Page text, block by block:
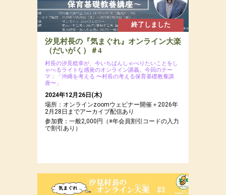
終了しました
汐見村長の『気まぐれ』オンライン大楽
（だいがく）＃4
村長の汐見稔幸が、今いちばんしゃべりたいことをし
ゃべるライトな感覚のオンライン講義。今回のテー
マ：「沖縄を考える 〜村長の考える保育基礎教養講
座〜」
2024年12月26日(木)
場所：オンラインzoomウェビナー開催＋2026年
2月28日までアーカイブ配信あり
参加費：一般2,000円（※年会員割引コードの入力
で割引あり）